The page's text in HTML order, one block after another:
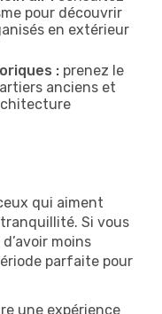
pour découvrir
en extérieur
: prenez le
anciens et
qui aiment
Si vous
moins
parfaite pour
une expérience